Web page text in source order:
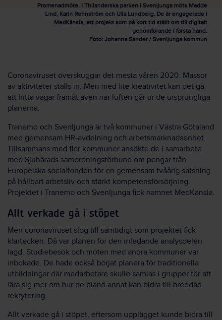
Promenadmöte. I Thilanderska parken i Svenljunga möts Madde
Lind, Karin Rehnström och Ulla Lundberg. De är engagerade i
MedKänsla, ett projekt som på kort tid ställt om till digitalt
genomförande i första hand.
Foto: Johanna Sander / Svenljunga kommun
Coronaviruset överskuggar det mesta våren 2020. Massor
av aktiviteter ställs in. Men med lite kreativitet kan det gå
att hitta vägar framåt även när luften går ur de ursprungliga
planerna.
Tranemo och Svenljunga är två kommuner i Västra Götaland
med gemensam HR-avdelning och arbetsmarknadsenhet.
Tillsammans med fler kommuner ansökte de i samarbete
med Sjuhärads samordningsförbund om pengar från
Europeiska socialfonden för en gemensam tvåårig satsning
på hållbart arbetsliv och stärkt kompetensförsörjning.
Projektet i Tranemo och Svenljunga fick namnet MedKänsla.
Allt verkade gå i stöpet
Men coronaviruset slog till samtidigt som projektet fick
klartecken. Då var planen för den inledande analysdelen
lagd. Studiebesök och möten med andra kommuner var
inbokade. De hade också börjat planera för traditionella
utbildningar där medarbetare skulle samlas i grupper för att
lära sig mer om hur de bland annat kan bidra till breddad
rekrytering.
Allt verkade gå i stöpet, eftersom upplägget kunde bidra till